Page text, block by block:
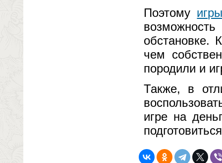
Поэтому
обстановке.
чем
породили и
Также, в
игре на